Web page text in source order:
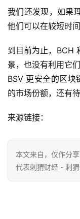
我们还发现，如果
到目前为止，BCH
景，也没有利用它
BSV 更安全的区块
本文来自，仅作分